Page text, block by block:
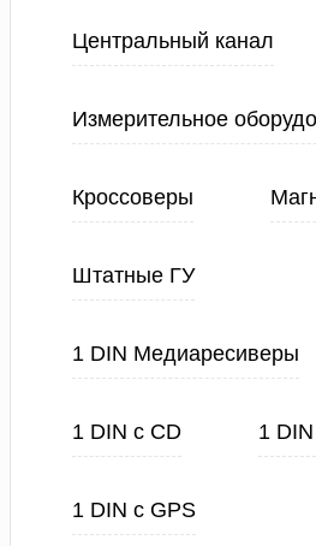
Центральный канал
Измерительное
Кроссоверы
Штатные ГУ
1 DIN Медиаресиверы
1 DIN с CD 1
1 DIN с GPS